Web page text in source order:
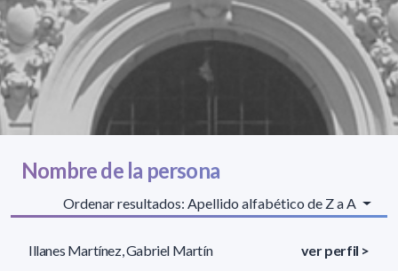
Nombre de la persona
Ordenar resultados: Apellido alfabético de Z a A
Illanes Martínez, Gabriel Martín ver perfil >